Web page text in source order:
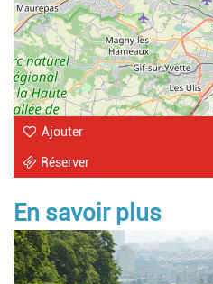
Ajouter
Réserver
En savoir plus